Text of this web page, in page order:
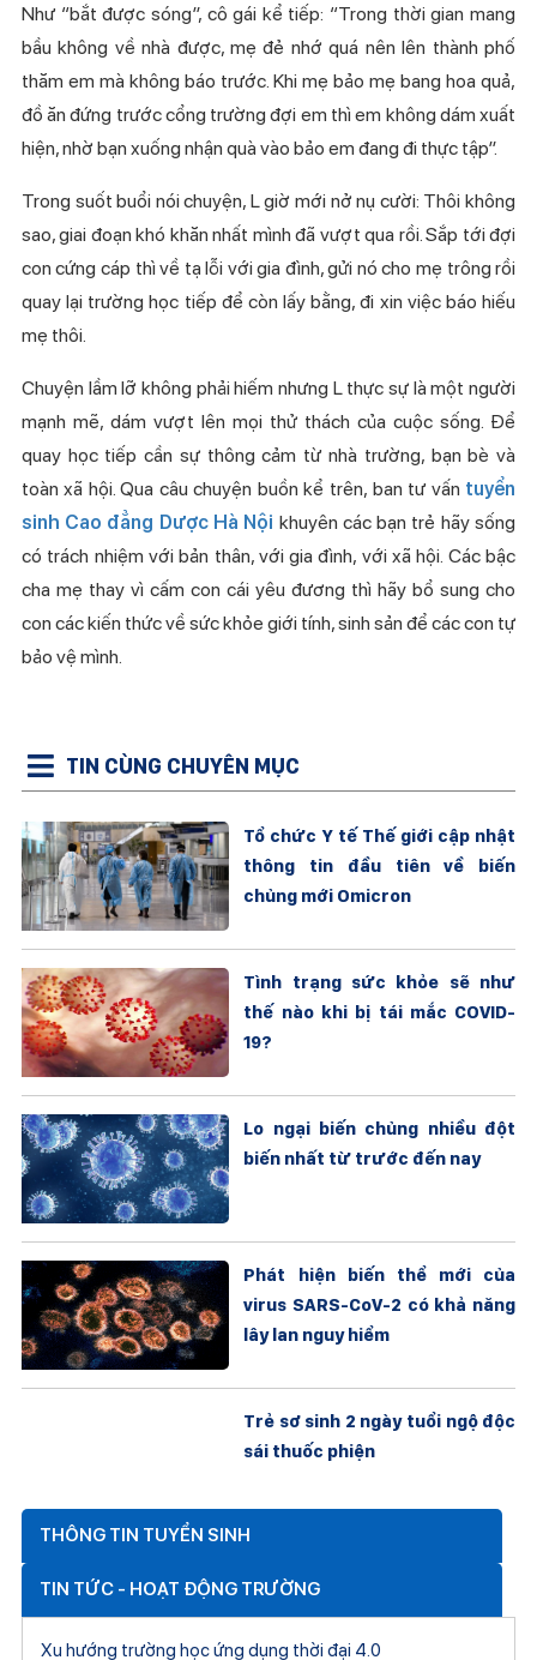
Như “bắt được sóng”, cô gái kể tiếp: “Trong thời gian mang
bầu không về nhà được, mẹ đẻ nhớ quá nên lên thành phố
thăm em mà không báo trước. Khi mẹ bảo mẹ bang hoa quả,
đồ ăn đứng trước cổng trường đợi em thì em không dám xuất
hiện, nhờ bạn xuống nhận quà vào bảo em đang đi thực tập”.
Trong suốt buổi nói chuyện, L giờ mới nở nụ cười: Thôi không
sao, giai đoạn khó khăn nhất mình đã vượt qua rồi. Sắp tới đợi
con cứng cáp thì về tạ lỗi với gia đình, gửi nó cho mẹ trông rồi
quay lại trường học tiếp để còn lấy bằng, đi xin việc báo hiếu
mẹ thôi.
Chuyện lầm lỡ không phải hiếm nhưng L thực sự là một người
mạnh mẽ, dám vượt lên mọi thử thách của cuộc sống. Để
quay học tiếp cần sự thông cảm từ nhà trường, bạn bè và
toàn xã hội. Qua câu chuyện buồn kể trên, ban tư vấn tuyển
sinh Cao đẳng Dược Hà Nội khuyên các bạn trẻ hãy sống
có trách nhiệm với bản thân, với gia đình, với xã hội. Các bậc
cha mẹ thay vì cấm con cái yêu đương thì hãy bổ sung cho
con các kiến thức về sức khỏe giới tính, sinh sản để các con tự
bảo vệ mình.
TIN CÙNG CHUYÊN MỤC
Tổ chức Y tế Thế giới cập nhật
thông tin đầu tiên về biến
chủng mới Omicron
Tình trạng sức khỏe sẽ như
thế nào khi bị tái mắc COVID-
19?
Lo ngại biến chủng nhiều đột
biến nhất từ trước đến nay
Phát hiện biến thể mới của
virus SARS-CoV-2 có khả năng
lây lan nguy hiểm
Trẻ sơ sinh 2 ngày tuổi ngộ độc
sái thuốc phiện
THÔNG TIN TUYỂN SINH
TIN TỨC - HOẠT ĐỘNG TRƯỜNG
Xu hướng trường học ứng dụng thời đại 4.0